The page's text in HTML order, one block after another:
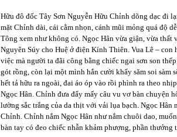
Hữu đô đốc Tây Sơn Nguyễn Hữu Chỉnh dõng dạc đi
mặt Chỉnh dài, cái cằm nhọn, cánh mũi mỏng quá độ
Tông xem như không có. Ngọc Hân vừa giận, vừa
Nguyên Súy cho Huệ ở điện Kính Thiên. Vua Lê –
việc mà người ta đãi công bằng chiếc ngai sơn son
gót rồng, còn lại một mình hắn cười khẩy săm soi
hết tả hữu ra ngoài, đai áo óp vào rồi phình ra theo
Ngọc Hân. Chỉnh đưa đẩy mấy câu vu vơ bàn chuyện
lường sắc trắng của da thịt với vải lụa bạch. Ngọc
Chỉnh. Chỉnh nắm Ngọc Hân như nắm chuôi dao,
bàn tay có đeo chiếc nhẫn khảm phượng, phần